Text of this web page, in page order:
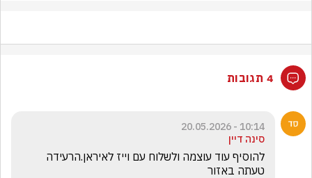
4 תגובות
10:14 - 20.05.2026
סינה דיין
טעתה באזור